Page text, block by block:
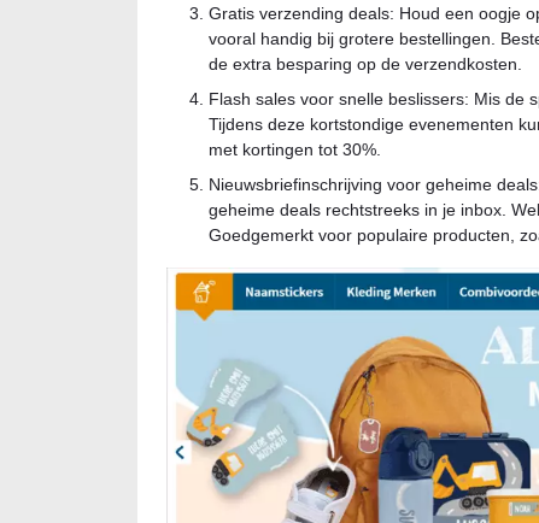
Gratis verzending deals: Houd een oogje
vooral handig bij grotere bestellingen.
de extra besparing op de verzendkosten.
Flash sales voor snelle beslissers: Mis de
Tijdens deze kortstondige evenementen
met kortingen tot 30%.
Nieuwsbriefinschrijving voor geheime
geheime deals rechtstreeks in je inbox.
Goedgemerkt voor populaire producten,